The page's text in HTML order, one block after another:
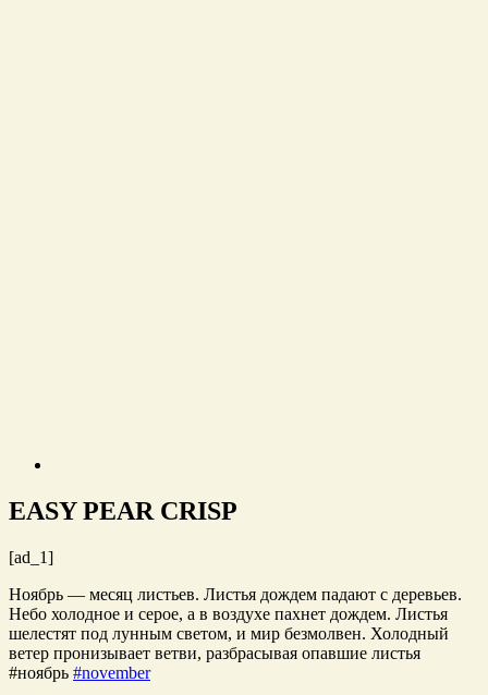
EASY PEAR CRISP
[ad_1]
Ноябрь — месяц листьев. Листья дождем падают с деревьев.
Небо холодное и серое, а в воздухе пахнет дождем. Листья
шелестят под лунным светом, и мир безмолвен. Холодный
ветер пронизывает ветви, разбрасывая опавшие листья
#ноябрь #november